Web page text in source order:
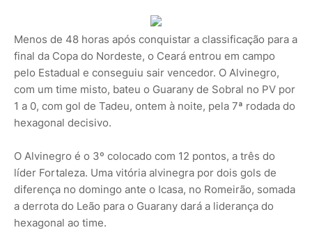
Menos de 48 horas após conquistar a classificação para a
final da Copa do Nordeste, o Ceará entrou em campo
pelo Estadual e conseguiu sair vencedor. O Alvinegro,
com um time misto, bateu o Guarany de Sobral no PV por
1 a 0, com gol de Tadeu, ontem à noite, pela 7ª rodada do
hexagonal decisivo.
O Alvinegro é o 3º colocado com 12 pontos, a três do
líder Fortaleza. Uma vitória alvinegra por dois gols de
diferença no domingo ante o Icasa, no Romeirão, somada
a derrota do Leão para o Guarany dará a liderança do
hexagonal ao time.